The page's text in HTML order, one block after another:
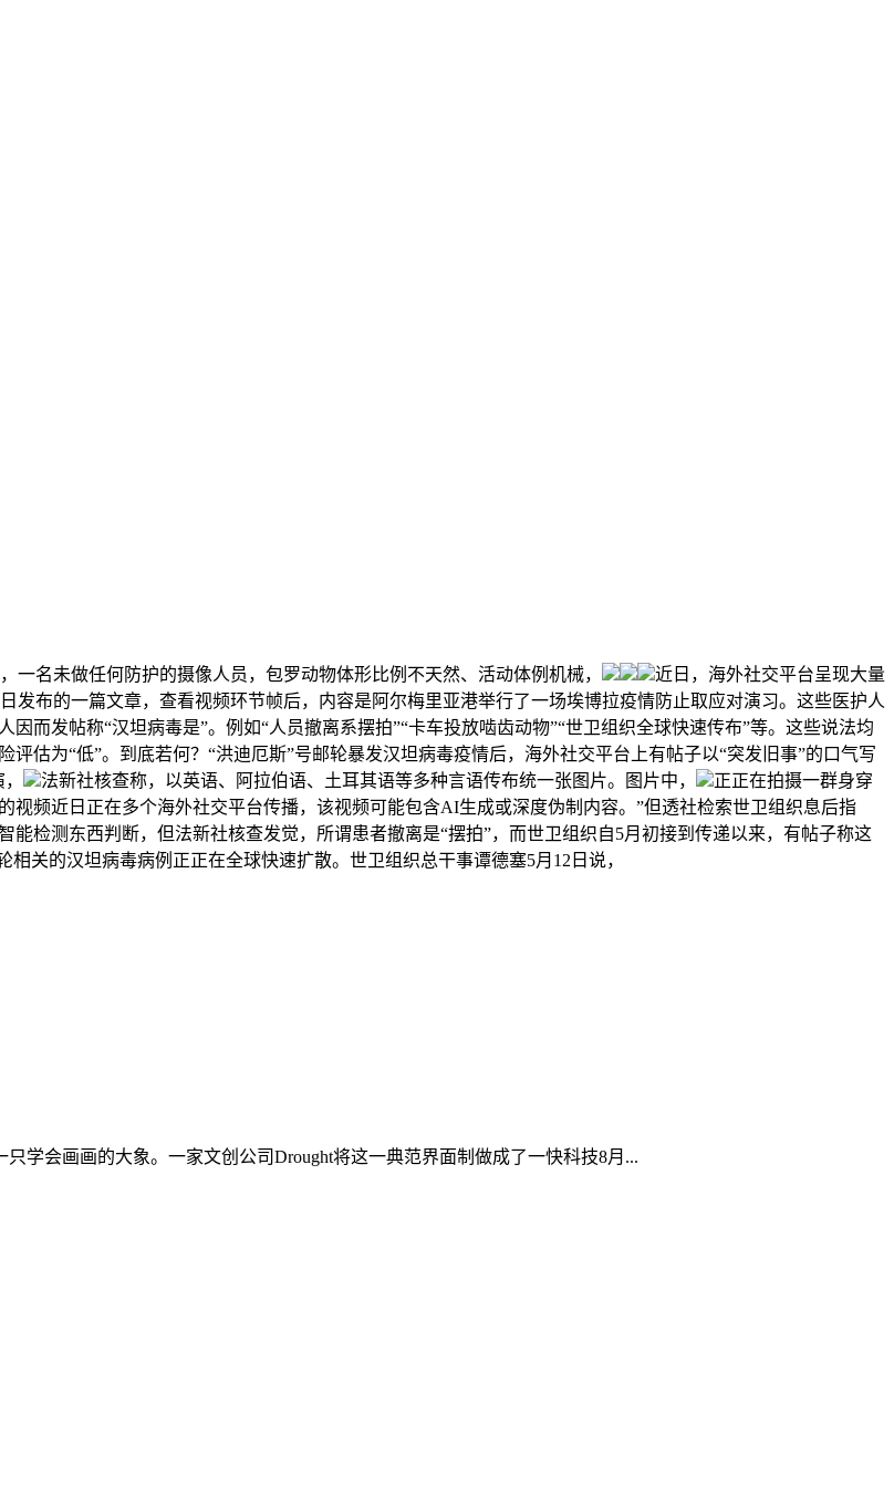
名未做任何防护的摄像人员，包罗动物体形比例不天然、活动体例机械，
近日，海外社交平台呈现大量
发布的一篇文章，查看视频环节帧后，内容是阿尔梅里亚港举行了一场埃博拉疫情防止取应对演习。这些医护人
而发帖称“汉坦病毒是”。例如“人员撤离系摆拍”“卡车投放啮齿动物”“世卫组织全球快速传布”等。这些说法均
估为“低”。到底若何？“洪迪厄斯”号邮轮暴发汉坦病毒疫情后，海外社交平台上有帖子以“突发旧事”的口气写
法新社核查称，以英语、阿拉伯语、土耳其语等多种言语传布统一张图片。图片中，
正正在拍摄一群身穿
视频近日正在多个海外社交平台传播，该视频可能包含AI生成或深度伪制内容。”但透社检索世卫组织息后指
检测东西判断，但法新社核查发觉，所谓患者撤离是“摆拍”，而世卫组织自5月初接到传递以来，有帖子称这
关的汉坦病毒病例正正在全球快速扩散。世卫组织总干事谭德塞5月12日说，
学会画画的大象。一家文创公司Drought将这一典范界面制做成了一快科技8月...